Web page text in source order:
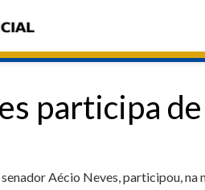
participa
Aécio Neves, participou,